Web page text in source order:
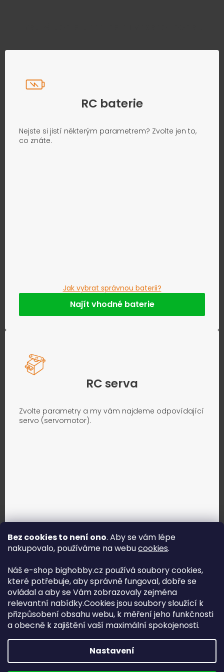
Bez cookies to není ono. Aby se vám lépe
nakupovalo, používáme na webucookies.
Náš e-shop bighobby.cz používá soubory cookies,
které potřebuje, aby správně fungoval, dobře se
ovládal a aby se Vám zobrazovaly zejména
relevantní nabídky.Cookies jsou soubory sloužící k
přizpůsobení obsahu webu, k měření jeho funkčnosti
a obecně k zajištění vaší maximální spokojenosti.
Nastavení
RC baterie
Nejste si jistí některým parametrem? Zvolte jen to,
co znáte.
Jak vybrat správnou baterii?
Najít vhodné baterie
RC serva
Zvolte parametry a my vám najdeme odpovídající
servo (servomotor).
Jak vybrat správné servo?
Najít správné servo
Copyright (c) 2016 -2026 Big hobby.cz - všechna práva